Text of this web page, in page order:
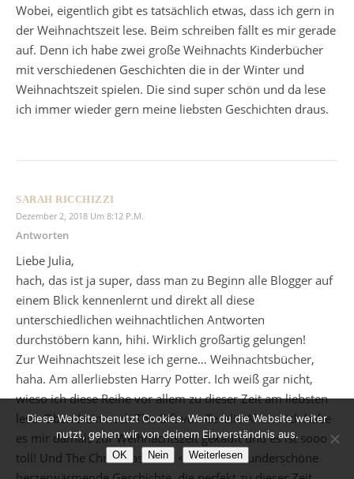
Wobei, eigentlich gibt es tatsächlich etwas, dass ich gern in
der Weihnachtszeit lese. Beim schreiben fällt es mir gerade
auf. Denn ich habe zwei große Weihnachts Kinderbücher
mit verschiedenen Geschichten die in der Winter und
Weihnachtszeit spielen. Die sind super schön und da lese
ich immer wieder gern meine liebsten Geschichten draus.
SARAH RICCHIZZI
Dezember 2, 2018 Um 8:12 P.m.
Antworten
Liebe Julia,
hach, das ist ja super, dass man zu Beginn alle Blogger auf
einem Blick kennenlernt und direkt all diese
unterschiedlichen weihnachtlichen Antworten
durchstöbern kann, hihi. Wirklich großartig gelungen!
Zur Weihnachtszeit lese ich gerne… Weihnachtsbücher,
haha. Am allerliebsten Harry Potter. Ich weiß gar nicht,
wieso ich diese Reihe vor allem zu dieser Zeit am liebsten
lese. Obendrein noch The Gift von Cecelia Ahern. Ich habe
es mir damals zur Weihnachtszeit gekauft und es ist sooo
toll! Und The Christmas Carol <3 Einfach wunderschöne
Diese Website benutzt Cookies. Wenn du die Website weiter
nutzt, gehen wir von deinem Einverständnis aus.
OK Nein Weiterlesen